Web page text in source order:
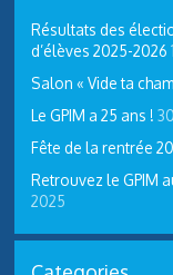
Résultats des
d’élèves 2025-2026
Salon « Vide ta
Le GPIM a 25 ans !
Fête de la rentrée
Retrouvez le GPIM
2025